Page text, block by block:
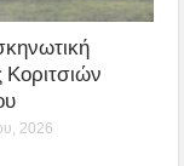
Κοριτσιών
2026